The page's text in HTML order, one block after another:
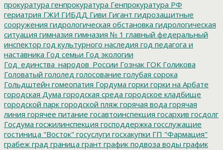
прокуратура генпрокуратура Генпрокуратура РФ
гериатрия ГЖИ ГИБДД Гиви Гигант гидрозащитные
сооружения гидрологическая обстановка гидрологическая
ситуация гимназия гимназия № 1 главный федеральный
инспектор год культурного наследия год педагога и
наставника Год семьи Год экологии
Год_единства_народов_России Гознак ГОК Голикова
Головатый гололед голосование голубая сорока
Гольдштейн гомеопатия Гордума горки горки на Арбате
городская Дума городская среда городское кладбище
городской парк городской пляж горячая вода горячая
линия горячее питание госавтоинспекция госархив госдолг
Госдума госжилинспекция господдержка госслужащие
гостиница "Восток" госуслуги госхакупки ГП "Фармация"
грабеж град граница грант график подвоза воды график